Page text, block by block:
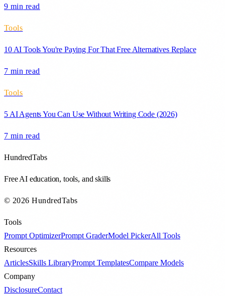
9 min read
Tools
10 AI Tools You're Paying For That Free Alternatives Replace
7 min read
Tools
5 AI Agents You Can Use Without Writing Code (2026)
7 min read
HundredTabs
Free AI education, tools, and skills
© 2026 HundredTabs
Tools
Prompt OptimizerPrompt GraderModel PickerAll Tools
Resources
ArticlesSkills LibraryPrompt TemplatesCompare Models
Company
DisclosureContact